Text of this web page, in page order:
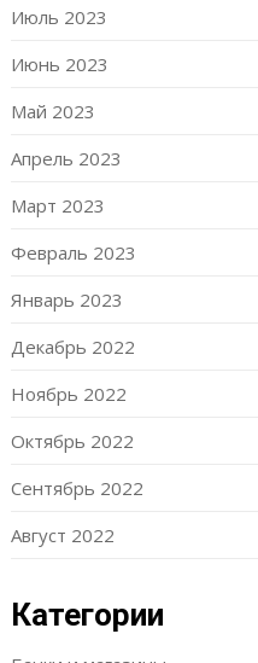
Июль 2023
Июнь 2023
Май 2023
Апрель 2023
Март 2023
Февраль 2023
Январь 2023
Декабрь 2022
Ноябрь 2022
Октябрь 2022
Сентябрь 2022
Август 2022
Категории